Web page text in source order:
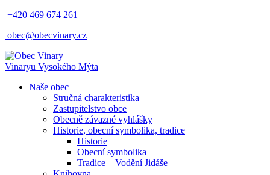
+420 469 674 261
obec@obecvinary.cz
Vinaryu Vysokého Mýta
Naše obec
Stručná charakteristika
Zastupitelstvo obce
Obecně závazné vyhlášky
Historie, obecní symbolika, tradice
Historie
Obecní symbolika
Tradice – Vodění Jidáše